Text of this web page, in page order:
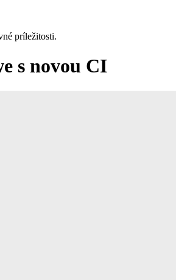
príležitosti.
s novou CI